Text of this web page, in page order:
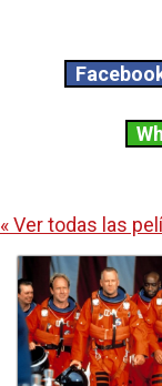
« Ver todas las